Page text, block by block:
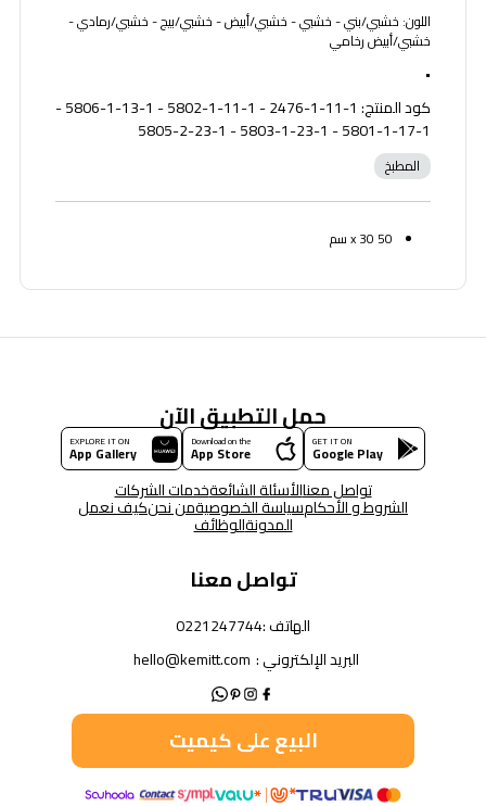
اللون: خشبي/بني - خشبي - خشبي/أبيض - خشبي/بيج - خشبي/رمادي -
خشبي/أبيض رخامي
•
كود المنتج: 1-11-1-2476 - 1-11-1-5802 - 1-13-1-5806 -
1-17-1-5801 - 1-23-1-5803 - 1-23-2-5805
المطبخ
50 x 30 سم
حمل التطبيق الآن
GET IT ON
Google Play
Download on the
App Store
EXPLORE IT ON
App Gallery
تواصل معناالأسئلة الشائعةخدمات الشركات
الشروط و الأحكامسياسة الخصوصيةمن نحنكيف نعمل
المدونةالوظائف
تواصل معنا
الهاتف :0221247744
البريد الإلكتروني : hello@kemitt.com
البيع على كيميت